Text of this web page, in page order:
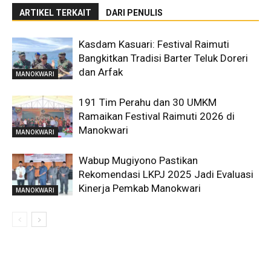
ARTIKEL TERKAIT DARI PENULIS
MANOKWARI
Kasdam Kasuari: Festival Raimuti
Bangkitkan Tradisi Barter Teluk Doreri
dan Arfak
MANOKWARI
191 Tim Perahu dan 30 UMKM
Ramaikan Festival Raimuti 2026 di
Manokwari
MANOKWARI
Wabup Mugiyono Pastikan
Rekomendasi LKPJ 2025 Jadi Evaluasi
Kinerja Pemkab Manokwari